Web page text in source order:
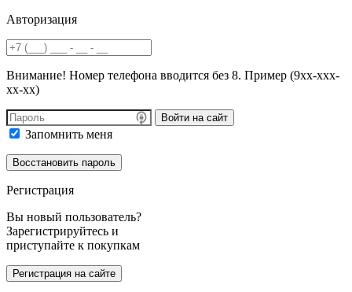
Авторизация
Внимание! Номер телефона вводится без 8. Пример (9хх-ххх-
хх-хх)
Войти на сайт
Запомнить меня
Регистрация
Вы новый пользователь?
Зарегистрируйтесь и
приступайте к покупкам